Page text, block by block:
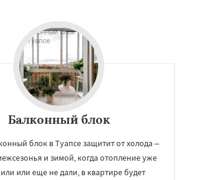
Балконный блок
блок в Туапсе защитит от холода –
и зимой, когда отопление уже
или еще не дали, в квартире будет